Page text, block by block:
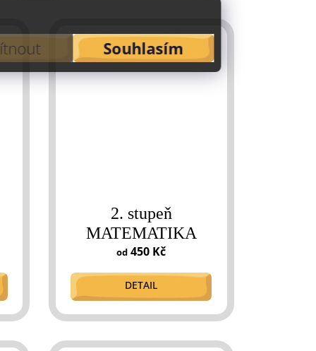
Souhlasím
2. stupeň
MATEMATIKA
od 450 Kč
DETAIL